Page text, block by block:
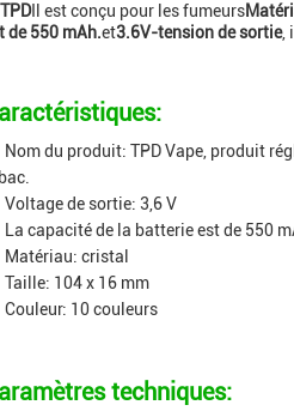
Il est conçu pour les fumeurs
de 550 mAh.et3.6V-tension de sortie,
Nom du produit: TPD Vape, produit
Voltage de sortie: 3,6 V
La capacité de la batterie est de 550
Matériau: cristal
Taille: 104 x 16 mm
Couleur: 10 couleurs
techniques: